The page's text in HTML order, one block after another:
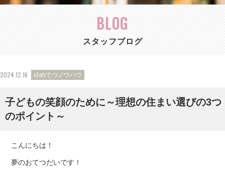
BLOG
スタッフブログ
2024.12.16 ゆめてつノウハウ
子どもの笑顔のために～理想の住まい選びの3つ
のポイント～
こんにちは！
夢のおてつだいです！